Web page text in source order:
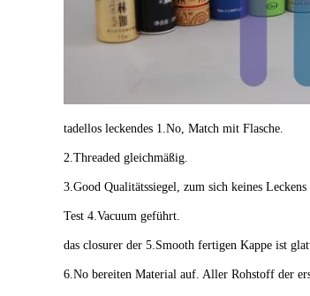
tadellos leckendes 1.No, Match mit Flasche.
2.Threaded gleichmäßig.
3.Good Qualitätssiegel, zum sich keines Leckens
Test 4.Vacuum geführt.
das closurer der 5.Smooth fertigen Kappe ist
6.No bereiten Material auf. Aller Rohstoff der